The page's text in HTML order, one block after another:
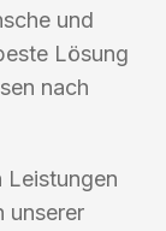
und
Lösung
nach
Leistungen
unserer